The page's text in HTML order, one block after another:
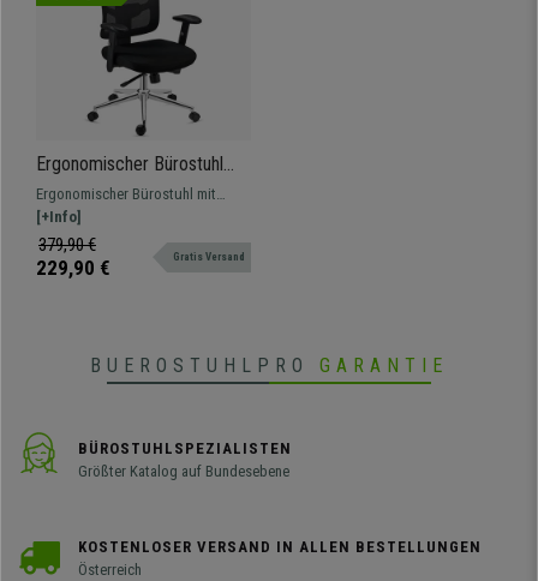
Ergonomischer Bürostuhl
MARKO, Kopf- und
Lordosenstütze,
Synchronmechanik, Farbe
Schwarz
Ergonomischer Bürostuhl mit
Kopf- und Lordosenstütze.
Hochwertige Materialien,
Metallstruktur und
[+Info]
379,90 €
229,90 € Gratis Versand
BUEROSTUHLPRO GARANTIE
BÜROSTUHLSPEZIALISTEN
Größter Katalog auf Bundesebene
KOSTENLOSER VERSAND IN ALLEN BESTELLUNGEN
Österreich